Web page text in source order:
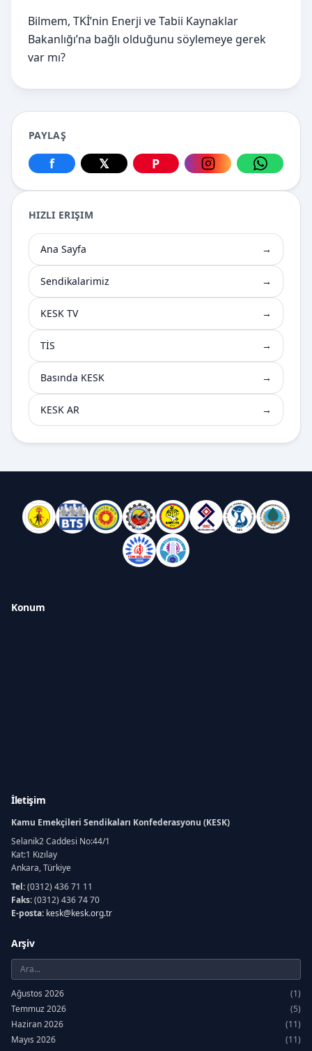
Bilmem, TKİ’nin Enerji ve Tabii Kaynaklar
Bakanlığı’na bağlı olduğunu söylemeye gerek
var mı?
PAYLAŞ
Facebook üzerinden paylaş
f
X üzerinden paylaş
𝕏
Pinterest üzerinden paylaş
P
Instagram
HIZLI ERIŞIM
Ana Sayfa →
Sendikalarimiz →
KESK TV →
TİS →
Basında KESK →
KESK AR →
Konum
İletişim
Kamu Emekçileri Sendikaları Konfederasyonu (KESK)
Selanik2 Caddesi No:44/1
Kat:1 Kızılay
Ankara, Türkiye
Tel:(0312) 436 71 11
Faks:(0312) 436 74 70
E-posta: kesk@kesk.org.tr
Arşiv
Ağustos 2026
(1)
Temmuz 2026
(5)
Haziran 2026
(11)
Mayıs 2026
(11)